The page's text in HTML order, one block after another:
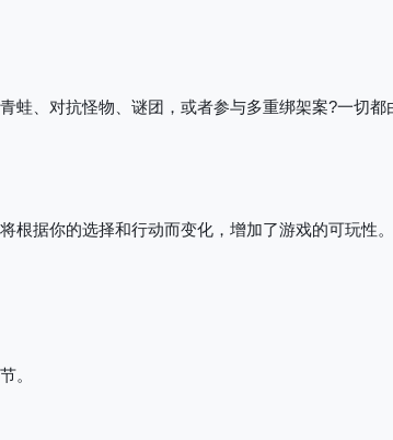
蛙、对抗怪物、谜团，或者参与多重绑架案?一切都
据你的选择和行动而变化，增加了游戏的可玩性。
。